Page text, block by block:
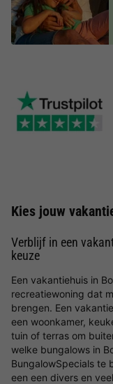
Kies jouw
Verblijf in een
keuze
Een vakantiehuis in
recreatiewoning dat
brengen. Een
een woonkamer,
tuin of terras om
welke bungalows in
BungalowSpecials te
een een divers en